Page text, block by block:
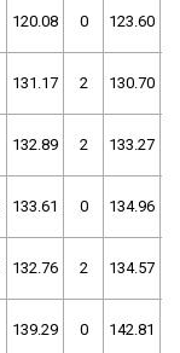
120.08 0 123.60
131.17 2 130.70
132.89 2 133.27
133.61 0 134.96
132.76 2 134.57
139.29 0 142.81